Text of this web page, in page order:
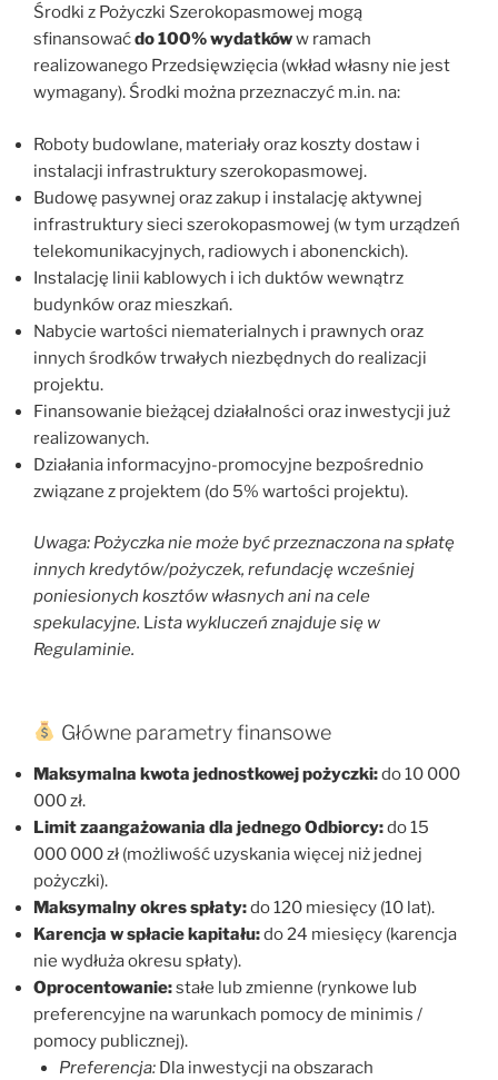
Środki z Pożyczki Szerokopasmowej mogą
sfinansowaćdo 100% wydatkóww ramach
realizowanego Przedsięwzięcia (wkład własny nie jest
wymagany). Środki można przeznaczyć m.in. na:
Roboty budowlane, materiały oraz koszty dostaw i
instalacji infrastruktury szerokopasmowej.
Budowę pasywnej oraz zakup i instalację aktywnej
infrastruktury sieci szerokopasmowej (w tym urządzeń
telekomunikacyjnych, radiowych i abonenckich).
Instalację linii kablowych i ich duktów wewnątrz
budynków oraz mieszkań.
Nabycie wartości niematerialnych i prawnych oraz
innych środków trwałych niezbędnych do realizacji
projektu.
Finansowanie bieżącej działalności oraz inwestycji już
realizowanych.
Działania informacyjno-promocyjne bezpośrednio
związane z projektem (do 5% wartości projektu).
Uwaga: Pożyczka nie może być przeznaczona na spłatę
innych kredytów/pożyczek, refundację wcześniej
poniesionych kosztów własnych ani na cele
spekulacyjne. Lista wykluczeń znajduje się w
Regulaminie.
Główne parametry finansowe
Maksymalna kwota jednostkowej pożyczki:do 10 000
000 zł.
Limit zaangażowania dla jednego Odbiorcy:do 15
000 000 zł (możliwość uzyskania więcej niż jednej
pożyczki).
Maksymalny okres spłaty:do 120 miesięcy (10 lat).
Karencja w spłacie kapitału:do 24 miesięcy (karencja
nie wydłuża okresu spłaty).
Oprocentowanie:stałe lub zmienne (rynkowe lub
preferencyjne na warunkach pomocy de minimis /
pomocy publicznej).
Preferencja:Dla inwestycji na obszarach